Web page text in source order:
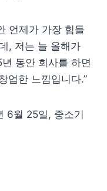
언제가 가장 힘들
, 저는 늘 올해가
동안 회사를 하면
업한 느낌입니다.”
6월 25일, 중소기